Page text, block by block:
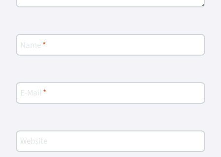
Name *
E-Mail *
Website